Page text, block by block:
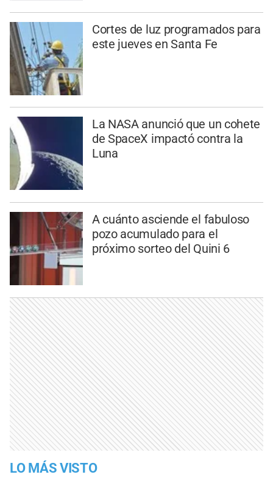
Cortes de luz programados para
este jueves en Santa Fe
La NASA anunció que un cohete
de SpaceX impactó contra la
Luna
A cuánto asciende el fabuloso
pozo acumulado para el
próximo sorteo del Quini 6
LO MÁS VISTO